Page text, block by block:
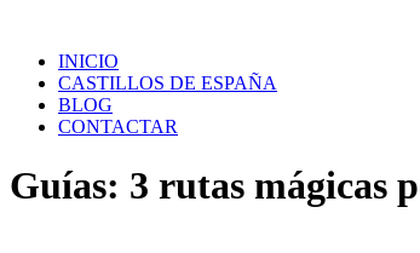
contenidoINICIO
CASTILLOS DE ESPAÑA
BLOG
CONTACTAR
Guías: 3 rutas mágicas